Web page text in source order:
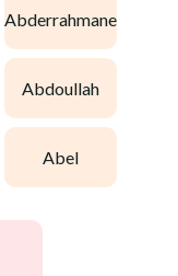
abderrahmane
abdoullah
abel